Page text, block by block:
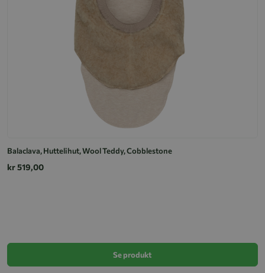
Balaclava, Huttelihut, Wool Teddy, Cobblestone
kr 519,00
Se produkt